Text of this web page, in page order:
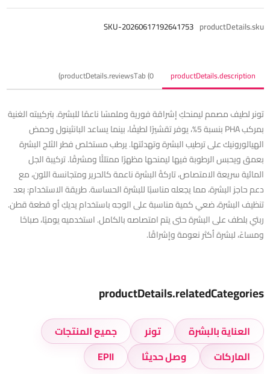
productDetails.sku
SKU-20260617192641753
productDetails.description
productDetails.reviewsTab (0)
تونر لطيف مصمم ليمنحكِ إشراقة فورية وملمسًا ناعمًا للبشرة. بتركيبته الغنية
بمركب PHA بنسبة 5%، يوفر تقشيرًا لطيفًا، بينما يساعد البانثينول وحمض
الهيالورونيك على ترطيب البشرة وتهدئتها. يرطب مستخلص فطر الثلج البشرة
بعمق ويحبس الرطوبة فيها ليمنحها مظهرًا ممتلئًا ومشرقًا. تركيبة الجل
المائية سريعة الامتصاص، تاركةً البشرة ناعمة كالحرير ومتجانسة اللون، مع
دعم حاجز البشرة، مما يجعله مناسبًا للبشرة الحساسة. طريقة الاستخدام: بعد
تنظيف البشرة، ضعي كمية مناسبة على الوجه باستخدام يديكِ أو قطعة قطن.
ربتي بلطف على البشرة حتى يتم امتصاصه بالكامل. استخدميه يوميًا، صباحًا
ومساءً، لبشرة أكثر نعومة وإشراقًا.
productDetails.relatedCategories
العناية بالبشرة تونر
جميع المنتجات
الماركات
وصل حديثا EPII